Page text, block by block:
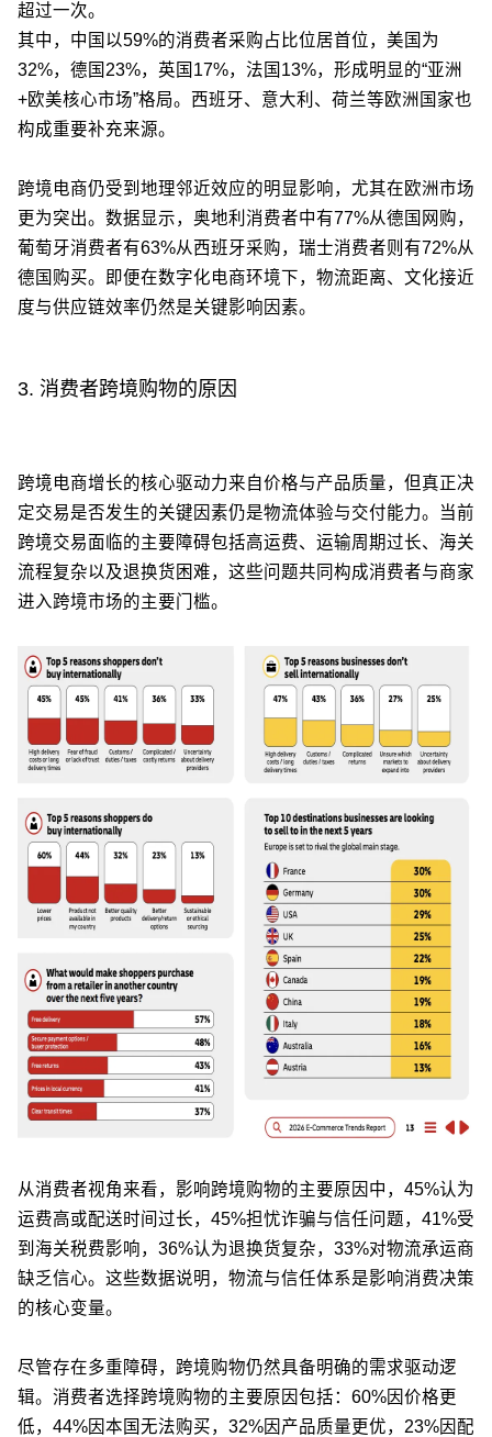
超过一次。
其中，中国以59%的消费者采购占比位居首位，美国为
32%，德国23%，英国17%，法国13%，形成明显的“亚洲
+欧美核心市场”格局。西班牙、意大利、荷兰等欧洲国家也
构成重要补充来源。
跨境电商仍受到地理邻近效应的明显影响，尤其在欧洲市场
更为突出。数据显示，奥地利消费者中有77%从德国网购，
葡萄牙消费者有63%从西班牙采购，瑞士消费者则有72%从
德国购买。即便在数字化电商环境下，物流距离、文化接近
度与供应链效率仍然是关键影响因素。
3. 消费者跨境购物的原因
跨境电商增长的核心驱动力来自价格与产品质量，但真正决
定交易是否发生的关键因素仍是物流体验与交付能力。当前
跨境交易面临的主要障碍包括高运费、运输周期过长、海关
流程复杂以及退换货困难，这些问题共同构成消费者与商家
进入跨境市场的主要门槛。
从消费者视角来看，影响跨境购物的主要原因中，45%认为
运费高或配送时间过长，45%担忧诈骗与信任问题，41%受
到海关税费影响，36%认为退换货复杂，33%对物流承运商
缺乏信心。这些数据说明，物流与信任体系是影响消费决策
的核心变量。
尽管存在多重障碍，跨境购物仍然具备明确的需求驱动逻
辑。消费者选择跨境购物的主要原因包括：60%因价格更
低，44%因本国无法购买，32%因产品质量更优，23%因配